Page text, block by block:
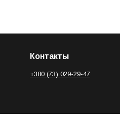
Контакты
+380 (73) 029-29-47